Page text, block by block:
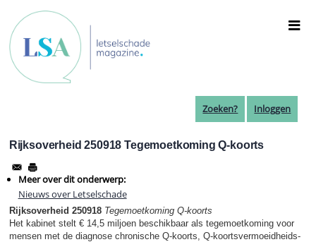
naar
de
inhoud
gaan
Zoeken? Inloggen
Rijksoverheid 250918 Tegemoetkoming Q-koorts
Meer over dit onderwerp:
Nieuws over Letselschade
Rijksoverheid 250918 Tegemoetkoming Q-koorts
Het kabinet stelt € 14,5 miljoen beschikbaar als tegemoetkoming voor
mensen met de diagnose chronische Q-koorts, Q-koorts­vermoeidheids­